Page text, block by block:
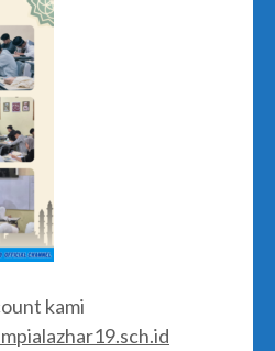
kami